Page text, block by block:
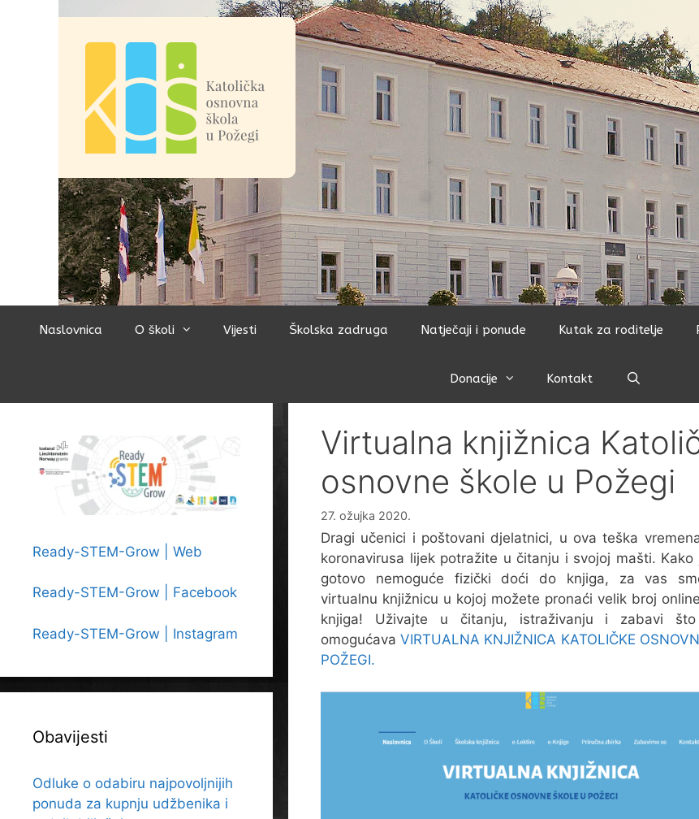
Naslovnica O školi Vijesti Školska zadruga Natječaji i ponude Kutak za roditelje
Donacije Kontakt
Virtualna knjižnica
osnovne škole u Požegi
27. ožujka 2020.
Dragi učenici i poštovani djelatnici, u ova teška
koronavirusa lijek potražite u čitanju i svojoj mašti.
gotovo nemoguće fizički doći do knjiga, za vas
virtualnu knjižnicu u kojoj možete pronaći velik broj
knjiga! Uživajte u čitanju, istraživanju i zabavi
omogućavaVIRTUALNA KNJIŽNICA KATOLIČKE
POŽEGI.
Ready-STEM-Grow | Web
Ready-STEM-Grow | Facebook
Ready-STEM-Grow | Instagram
Obavijesti
Odluke o odabiru najpovoljnijih
ponuda za kupnju udžbenika i